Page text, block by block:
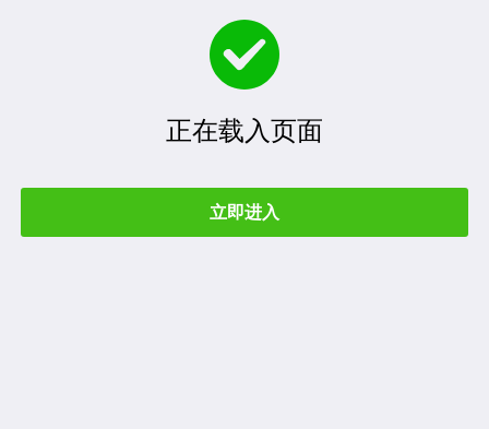
正在载入页面
立即进入